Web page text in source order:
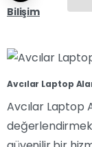
Bilişim
Avcılar Laptop
Avcılar Laptop
değerlendirmek